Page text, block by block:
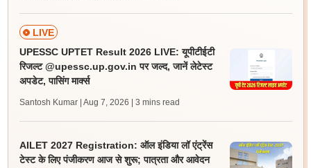
LIVE
UPESSC UPTET Result 2026 LIVE: यूपीटीईटी
रिजल्ट @upessc.up.gov.in पर जल्द, जानें लेटेस्ट
अपडेट, पासिंग मार्क्स
Santosh Kumar | Aug 7, 2026 | 3 mins read
AILET 2027 Registration: ऑल इंडिया लॉ एंट्रेंस
टेस्ट के लिए पंजीकरण आज से शुरू; पात्रता और आवेदन